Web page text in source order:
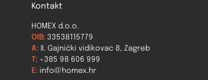
Kontakt
HOMEX d.o.o.
OIB: 33538115779
A: II. Gajnički vidikovac 8, Zagreb
T: +385 98 606 999
E: info@homex.hr